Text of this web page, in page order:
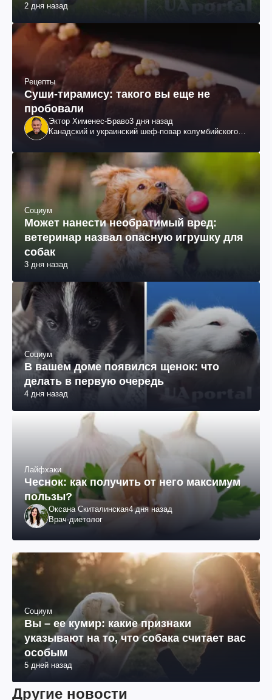
2 дня назад
Рецепты
Суши-тирамису: такого вы еще не
пробовали
Эктор Хименес-Браво3 дня назад
Канадский и украинский шеф-повар колумбийского
Социум
Может нанести необратимый вред:
ветеринар назвал опасную игрушку для
собак
3 дня назад
Социум
В вашем доме появился щенок: что
делать в первую очередь
4 дня назад
Лайфхаки
Чеснок: как получить от него максимум
пользы?
Оксана Скиталинская4 дня назад
Врач-диетолог
Социум
Вы – ее кумир: какие признаки
указывают на то, что собака считает вас
особым
5 дней назад
Другие новости